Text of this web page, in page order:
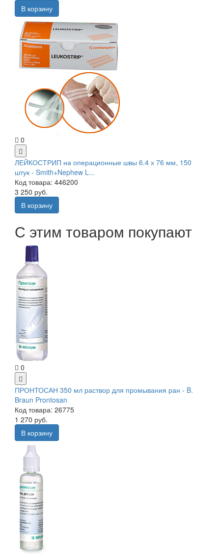
В корзину
0
ЛЕЙКОСТРИП на операционные швы 6.4 х 76 мм, 150
штук - Smith+Nephew L...
Код товара: 446200
3 250 руб.
В корзину
С этим товаром покупают
0
ПРОНТОСАН 350 мл раствор для промывания ран - B.
Braun Prontosan
Код товара: 26775
1 270 руб.
В корзину